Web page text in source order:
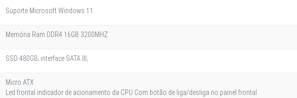
Suporte Microsoft Windows 11
Memória Ram DDR4 16GB 3200MHZ
SSD 480GB; interface SATA III;
Micro ATX
Led frontal indicador de acionamento da CPU Com botão de liga/desliga no painel frontal